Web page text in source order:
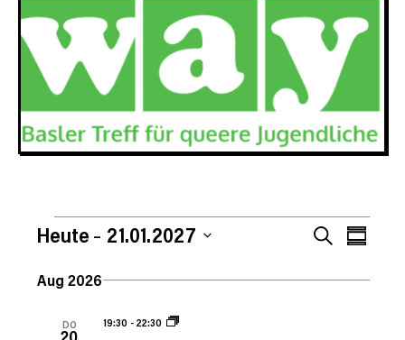
VERANSTALTUNGEN
Suche
SUCHE
Heute 21.01.2027
auswählen.
Aug 2026
DO 19:30 - 22:30